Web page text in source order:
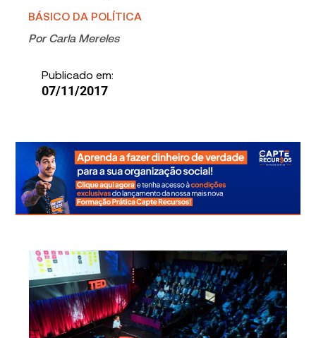
BÁSICO DA POLÍTICA
Por Carla Mereles
Publicado em:
07/11/2017